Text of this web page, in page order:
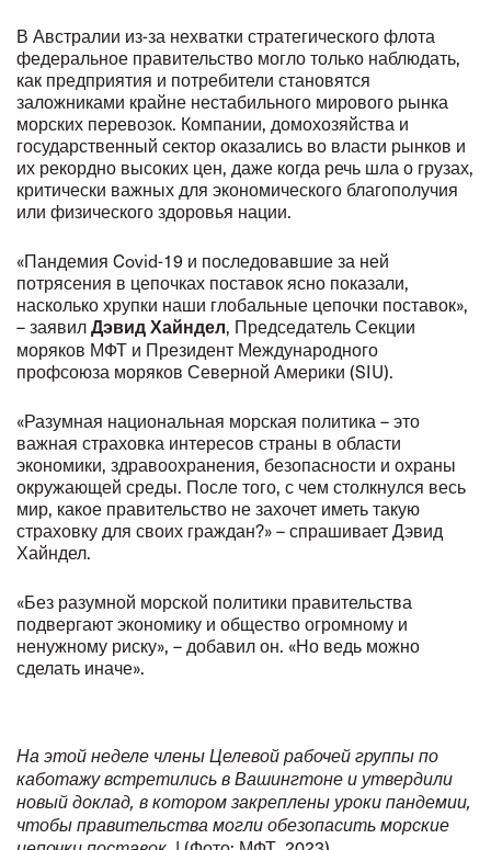
В Австралии из-за нехватки стратегического флота
федеральное правительство могло только наблюдать,
как предприятия и потребители становятся
заложниками крайне нестабильного мирового рынка
морских перевозок. Компании, домохозяйства и
государственный сектор оказались во власти рынков и
их рекордно высоких цен, даже когда речь шла о грузах,
критически важных для экономического благополучия
или физического здоровья нации.
«Пандемия Covid-19 и последовавшие за ней
потрясения в цепочках поставок ясно показали,
насколько хрупки наши глобальные цепочки поставок»,
– заявилДэвид Хайндел, Председатель Секции
моряков МФТ и Президент Международного
профсоюза моряков Северной Америки (SIU).
«Разумная национальная морская политика – это
важная страховка интересов страны в области
экономики, здравоохранения, безопасности и охраны
окружающей среды. После того, с чем столкнулся весь
мир, какое правительство не захочет иметь такую
страховку для своих граждан?» – спрашивает Дэвид
Хайндел.
«Без разумной морской политики правительства
подвергают экономику и общество огромному и
ненужному риску», – добавил он. «Но ведь можно
сделать иначе».
На этой неделе члены Целевой рабочей группы по
каботажу встретились в Вашингтоне и утвердили
новый доклад, в котором закреплены уроки пандемии,
чтобы правительства могли обезопасить морские